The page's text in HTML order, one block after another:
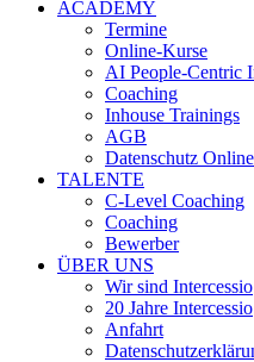
ACADEMY
Termine
Online-Kurse
AI People-Centric
Coaching
Inhouse Trainings
AGB
Datenschutz
TALENTE
C-Level Coaching
Coaching
Bewerber
ÜBER UNS
Wir sind Intercessio
20 Jahre Intercessio
Anfahrt